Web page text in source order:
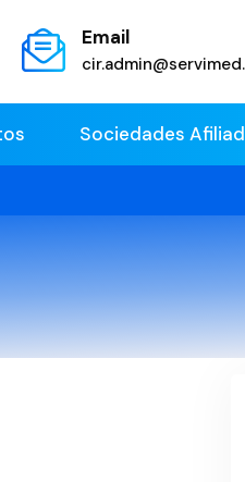
Email
Sociedades